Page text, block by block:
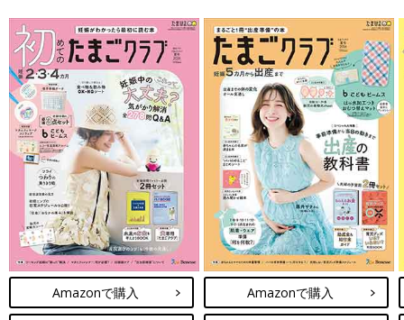
Amazonで購入 Amazonで購入